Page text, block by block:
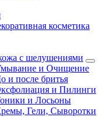
косметика
с шелушениями
и Очищение
и после бритья
и Пилинги
и Лосьоны
Гели, Сыворотки